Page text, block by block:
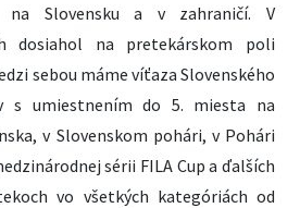
na Slovensku a v zahraničí. V
dosiahol na pretekárskom poli
sebou máme víťaza Slovenského
s umiestnením do 5. miesta na
v Slovenskom pohári, v Pohári
sérii FILA Cup a ďalších
vo všetkých kategóriách od